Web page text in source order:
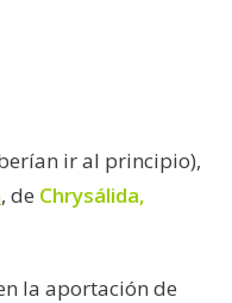
ir al principio),
, de Chrysálida,
la aportación de